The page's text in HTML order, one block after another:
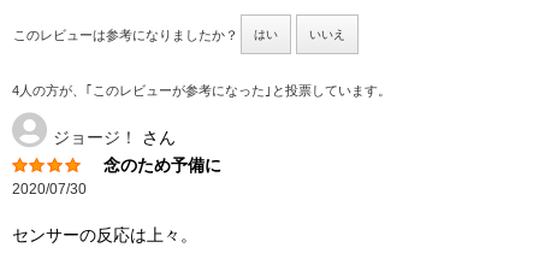
このレビューは参考になりましたか？ はい いいえ
4人の方が、｢このレビューが参考になった｣と投票しています。
ジョージ！
さん
念のため予備に
2020/07/30
センサーの反応は上々。